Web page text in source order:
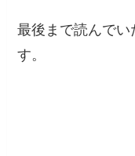
最後まで読んでい
す。